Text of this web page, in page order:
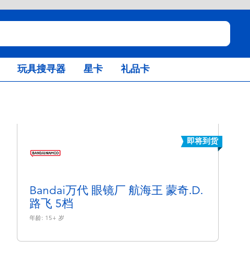
玩具搜寻器 星卡 礼品卡
即将到货
Bandai万代 眼镜厂 航海王 蒙奇.D.
路飞 5档
年龄: 15+ 岁